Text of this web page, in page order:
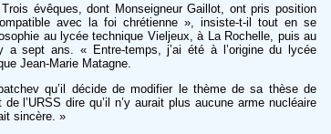
évêques, dont Monseigneur Gaillot, ont pris position
avec la foi chrétienne », insiste-t-il tout en se
au lycée technique Vieljeux, à La Rochelle, puis au
sept ans. « Entre-temps, j’ai été à l’origine du lycée
Jean-Marie Matagne.
qu’il décide de modifier le thème de sa thèse de
l’URSS dire qu’il n’y aurait plus aucune arme nucléaire
sincère. »